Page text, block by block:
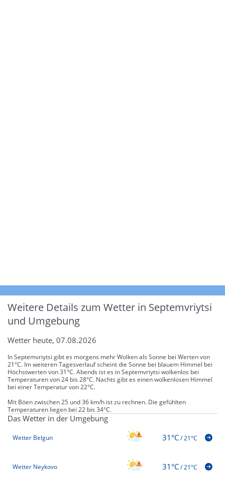
Weitere Details zum Wetter in Septemvriytsi
und Umgebung
Wetter heute, 07.08.2026
In Septemvriytsi gibt es morgens mehr Wolken als Sonne bei Werten von
21°C. Im weiteren Tagesverlauf scheint die Sonne bei blauem Himmel bei
Höchstwerten von 31°C. Abends ist es in Septemvriytsi wolkenlos bei
Temperaturen von 24 bis 28°C. Nachts gibt es einen wolkenlosen Himmel
bei einer Temperatur von 22°C.
Mit Böen zwischen 25 und 36 km/h ist zu rechnen. Die gefühlten
Temperaturen liegen bei 22 bis 34°C.
Das Wetter in der Umgebung
Wetter Belgun 31°C/21°C
Wetter Neykovo 31°C/21°C